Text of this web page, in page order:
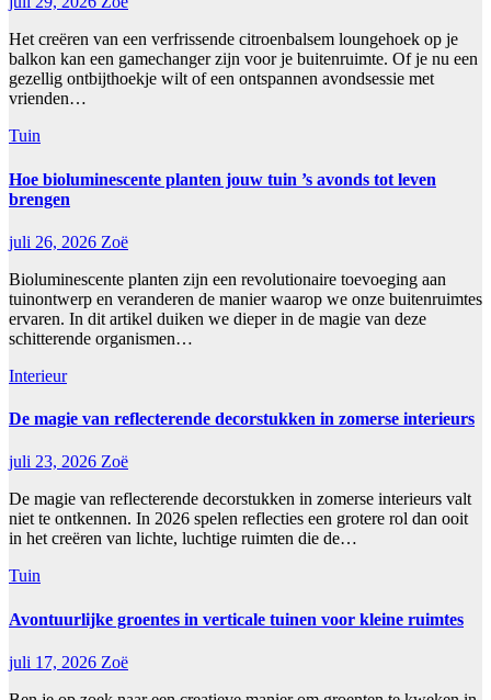
Het creëren van een verfrissende citroenbalsem loungehoek op je
balkon kan een gamechanger zijn voor je buitenruimte. Of je nu een
gezellig ontbijthoekje wilt of een ontspannen avondsessie met
vrienden…
Tuin
Hoe bioluminescente planten jouw tuin ’s avonds tot leven
brengen
juli 26, 2026 Zoë
Bioluminescente planten zijn een revolutionaire toevoeging aan
tuinontwerp en veranderen de manier waarop we onze buitenruimtes
ervaren. In dit artikel duiken we dieper in de magie van deze
schitterende organismen…
Interieur
De magie van reflecterende decorstukken in zomerse interieurs
juli 23, 2026 Zoë
De magie van reflecterende decorstukken in zomerse interieurs valt
niet te ontkennen. In 2026 spelen reflecties een grotere rol dan ooit
in het creëren van lichte, luchtige ruimten die de…
Tuin
Avontuurlijke groentes in verticale tuinen voor kleine ruimtes
juli 17, 2026 Zoë